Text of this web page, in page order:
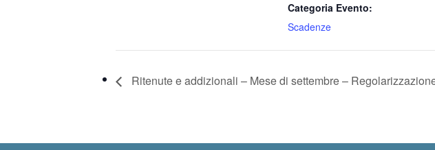
Categoria Evento:
Scadenze
Ritenute e addizionali – Mese di settembre –